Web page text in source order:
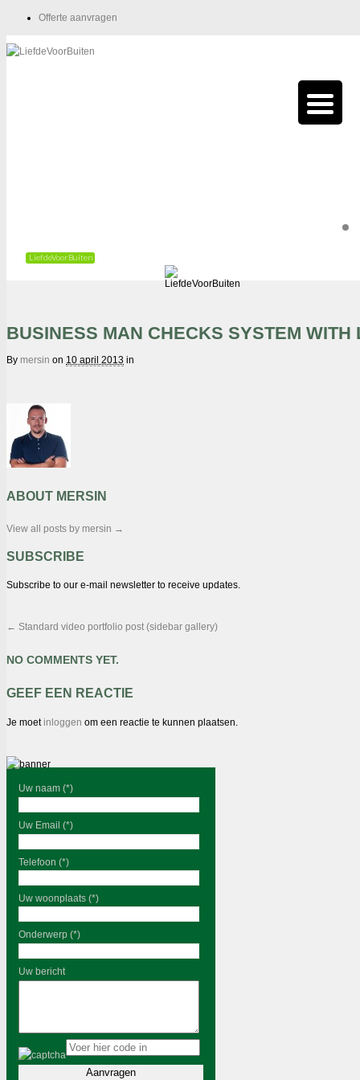
Offerte aanvragen
LiefdeVoorBuiten
BUSINESS MAN CHECKS SYSTEM WITH
By mersin on 10 april 2013 in
ABOUT MERSIN
View all posts by mersin →
SUBSCRIBE
Subscribe to our e-mail newsletter to receive updates.
← Standard video portfolio post (sidebar gallery)
NO COMMENTS YET.
GEEF EEN REACTIE
Je moetinloggen om een reactie te kunnen plaatsen.
Uw naam (*)
Uw Email (*)
Telefoon (*)
Uw woonplaats (*)
Onderwerp (*)
Uw bericht